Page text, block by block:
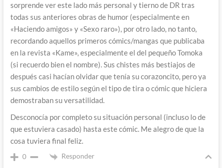
sorprende ver este lado más personal y tierno de DR tras
todas sus anteriores obras de humor (especialmente en
«Haciendo amigos» y «Sexo raro»), por otro lado, no tanto,
recordando aquellos primeros cómics/mangas que publicaba
en la revista «Kame», especialmente el del pequeño Tomoka
(si recuerdo bien el nombre). Sus chistes más bestiajos de
después casi hacían olvidar que tenía su corazoncito, pero ya
sus cambios de estilo según el tipo de tira o cómic que hiciera
demostraban su versatilidad.
Desconocía por completo su situación personal (incluso lo de
que estuviera casado) hasta este cómic. Me alegro de que la
cosa tuviera final feliz.
0 Responder